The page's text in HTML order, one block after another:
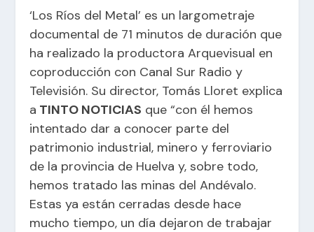
‘Los Ríos del Metal’ es un largometraje
documental de 71 minutos de duración que
ha realizado la productora Arquevisual en
coproducción con Canal Sur Radio y
Televisión. Su director, Tomás Lloret explica
a TINTO NOTICIAS que “con él hemos
intentado dar a conocer parte del
patrimonio industrial, minero y ferroviario
de la provincia de Huelva y, sobre todo,
hemos tratado las minas del Andévalo.
Estas ya están cerradas desde hace
mucho tiempo, un día dejaron de trabajar